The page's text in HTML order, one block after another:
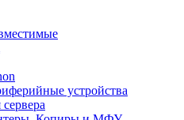
устройства